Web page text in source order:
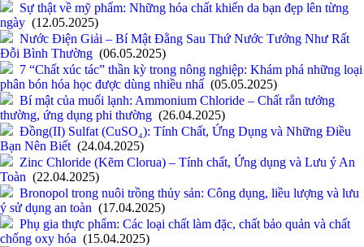
Sự thật về mỹ phẩm: Những hóa chất khiến da bạn đẹp lên từng
ngày (12.05.2025)
Nước Điện Giải – Bí Mật Đằng Sau Thứ Nước Tưởng Như Rất
Đỗi Bình Thường (06.05.2025)
7 “Chất xúc tác” thần kỳ trong nông nghiệp: Khám phá những loại
phân bón hóa học được dùng nhiều nhấ (05.05.2025)
Bí mật của muối lạnh: Ammonium Chloride – Chất rắn tưởng
thường, ứng dụng phi thường (26.04.2025)
Đồng(II) Sulfat (CuSO₄): Tính Chất, Ứng Dụng và Những Điều
Bạn Nên Biết (24.04.2025)
Zinc Chloride (Kẽm Clorua) – Tính chất, Ứng dụng và Lưu ý An
Toàn (22.04.2025)
Bronopol trong nuôi trồng thủy sản: Công dụng, liều lượng và lưu
ý sử dụng an toàn (17.04.2025)
Phụ gia thực phẩm: Các loại chất làm đặc, chất bảo quản và chất
chống oxy hóa (15.04.2025)